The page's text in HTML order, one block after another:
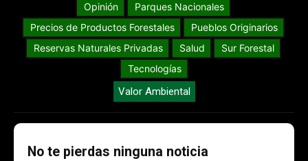
Opinión
Parques Nacionales
Precios de Productos Forestales
Pueblos Originarios
Reservas Naturales Privadas
Salud
Sur Forestal
Tecnologías
Valor Ambiental
No te pierdas ninguna noticia